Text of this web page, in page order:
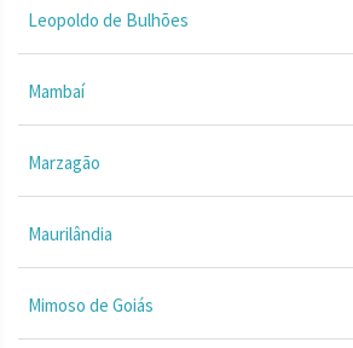
Leopoldo de Bulhões
Mambaí
Marzagão
Maurilândia
Mimoso de Goiás